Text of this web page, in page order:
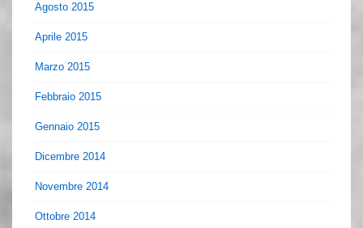
Agosto 2015
Aprile 2015
Marzo 2015
Febbraio 2015
Gennaio 2015
Dicembre 2014
Novembre 2014
Ottobre 2014